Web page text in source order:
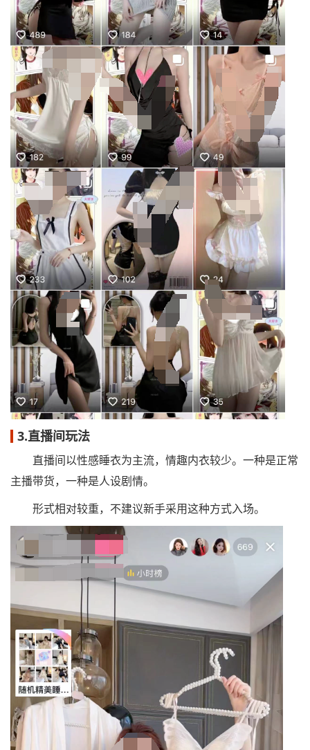
3.直播间玩法
直播间以性感睡衣为主流，情趣内衣较少。一种是正常
主播带货，一种是人设剧情。
形式相对较重，不建议新手采用这种方式入场。